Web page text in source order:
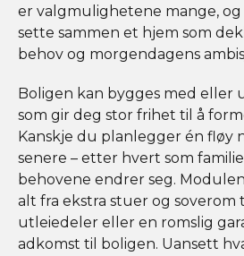
er valgmulighetene mange,
sette sammen et hjem som
behov og morgendagens
Boligen kan bygges med eller
som gir deg stor frihet til å
Kanskje du planlegger én fløy
senere – etter hvert som
behovene endrer seg.
alt fra ekstra stuer og soverom
utleiedeler eller en romslig
adkomst til boligen. Uansett